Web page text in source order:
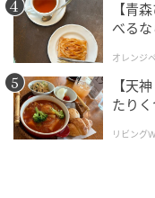
※同社のレストラン
ー対応については
麦・そば・卵・乳・
材料8品目の対応を
い。 ※仕入れの状況
【青
べる
オレンジ
【天
たり
リビング